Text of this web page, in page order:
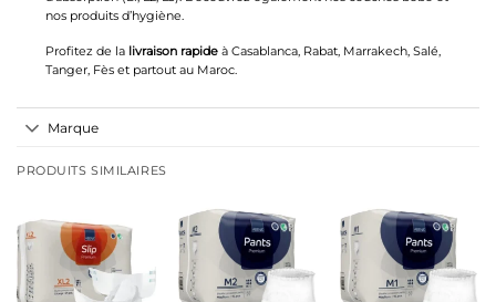
nos produits d’hygiène.
Profitez de la livraison rapideà Casablanca, Rabat, Marrakech, Salé,
Tanger, Fès et partout au Maroc.
Marque
PRODUITS SIMILAIRES